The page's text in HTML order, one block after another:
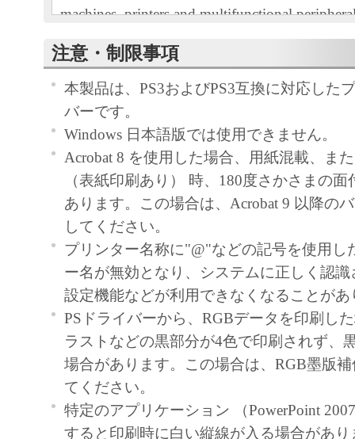
machines, printers and multifunctional
READ CAREFULLY AND UNDERSTAND
RIGHTS AND RESTRICTIONS
AGREEMENT BEFORE INSTALLING THE
CLICKING THE BUTTON INDICATING
ACCEPTANCE AS STATED BELOW OR
SOFTWARE, YOU AGREE TO BE BOUND
AND CONDITIONS OF THIS
NOT AGREE TO THE FOLLOWING
CONDITIONS OF THIS AGREEMENT, DO
SOFTWARE.
1. GRANT OF LICENSE
Canon grants you a personal, limited and non-
use ("use" as used herein shall include storing,
accessing, executing or displaying) the
use with Products only on computers directly
connected to the Products (the "Designated
You may allow other users of other computers
注意・制限事項
本製品は、PS3およびPS3互換に対応した
バーです。
Windows 日本語版では使用できません。
Acrobat 8 を使用した場合、用紙混載、ま
（表紙印刷あり） 時、180度さかさまの
あります。この場合は、Acrobat 9 以降の
してください。
プリンター名称に"@"などの記号を使用し
ー名が無効となり、システムに正しく認
設定機能などが利用できなくなることがあ
PSドライバーから、RGBデータを印刷し
ラストなどの黒部分が4色で印刷されず、
場合があります。この場合は、RGB墨版
てください。
特定のアプリケーション （PowerPoint
すると印刷時に白い縦線が入る場合があ